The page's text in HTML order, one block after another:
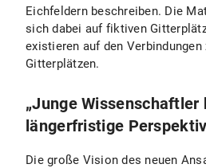
Eichfeldern beschreiben. Die
sich dabei auf fiktiven
existieren auf den Verbindungen
Gitterplätzen.
„Junge Wissenschaftler
längerfristige
Die große Vision des neuen